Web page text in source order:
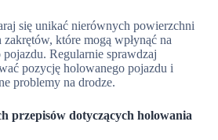
się unikać nierównych powierzchni
które mogą wpłynąć na
Regularnie sprawdzaj
pozycję holowanego pojazdu i
problemy na drodze.
przepisów dotyczących holowania